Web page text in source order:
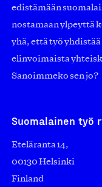
edistämään
nostamaan ylpeyttä
yhä, että työ
elinvoimaista
Sanoimmeko sen jo?
Suomalainen työ
Eteläranta 14,
00130 Helsinki
Finland